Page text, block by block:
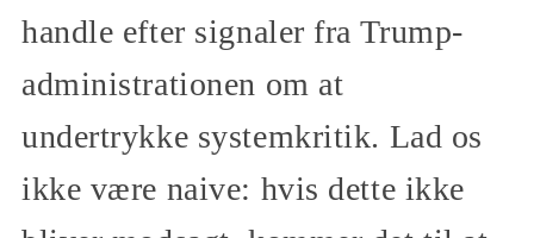
handle efter signaler fra Trump-
administrationen om at
undertrykke systemkritik. Lad os
ikke være naive: hvis dette ikke